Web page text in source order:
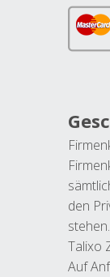
den
Talixo
Auf